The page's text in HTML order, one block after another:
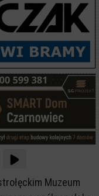
Muzeum